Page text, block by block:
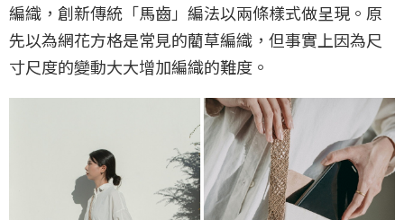
編織，創新傳統「馬齒」編法以兩條樣式做呈現。原
先以為網花方格是常見的藺草編織，但事實上因為尺
寸尺度的變動大大增加編織的難度。